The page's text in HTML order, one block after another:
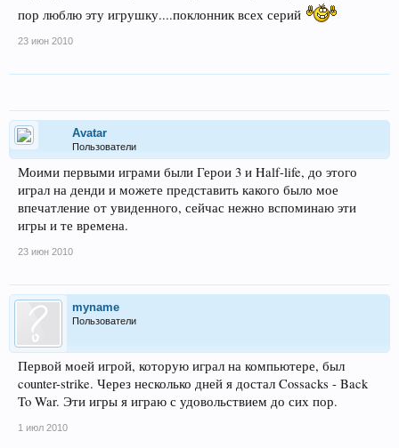
пор люблю эту игрушку....поклонник всех серий
23 июн 2010
Avatar
Пользователи
Моими первыми играми были Герои 3 и Half-life, до этого
играл на денди и можете представить какого было мое
впечатление от увиденного, сейчас нежно вспоминаю эти
игры и те времена.
23 июн 2010
myname
Пользователи
Первой моей игрой, которую играл на компьютере, был
counter-strike. Через несколько дней я достал Cossacks - Back
To War. Эти игры я играю с удовольствием до сих пор.
1 июл 2010